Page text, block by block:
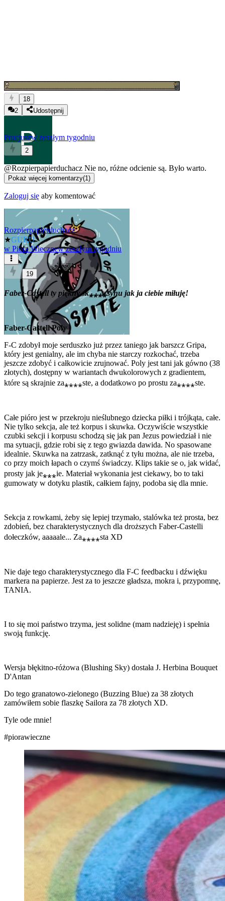
18
2
Udostępnij
Prucjuszw zeszłym tygodniu
2
@Rozpierpapierduchacz Nie no, różne odcienie są. Było warto.
Pokaż więcej komentarzy(1)
Zaloguj się aby komentować
Rozpierpapierduchacz
★GURU
w Pióra Wiecznew zeszłym tygodniu
19
Faber-Castell ty piękny sk⁎⁎⁎⁎synu jak ja ciebie miłuję!
Faber-Castell Poly
F-C zdobył moje serduszko już przez taniego jak barszcz Gripa,
który jest genialny, ale im chyba nie starczy rozkochać, trzeba
jeszcze zdobyć i całkowicie zrujnować. Poly jest tani jak gówno (38
złotych), dostępny w wariantach dwukolorowych z gradientem,
które są skrajnie za⁎⁎⁎⁎ste, a dodatkowo po prostu za⁎⁎⁎⁎ste.
Całe pióro jest w przekroju nieślubnego dziecka piłki i trójkąta, całe.
Nie tylko sekcja, ale też korpus i skuwka. Oczywiście wszystkie
czubki sekcji i korpusu schodzą się jak pan Jezus powiedział i nie
ma sytuacji, gdzie robi się z tego gwiazda dawida. No spasowane
idealnie. Skuwka na zatrzask, zatknąć z tyłu można, ale nie trzeba,
co przy moich łapach o czymś świadczy. Klips takie se o, jak widać,
prosty jak je⁎⁎⁎ie. Materiał wykonania jest ciekawy, bo to taki
gumowaty w dotyku plastik, całkiem fajny, podoba się dla mnie.
Sekcja z rowkami, żeby się lepiej trzymało, stalówka też prosta, bez
zdobień, bez charakterystycznych dla droższych Faber-Castelli
dołeczków, aaaaale... Za⁎⁎⁎⁎sta XD
Nie daje tego charakterystycznego dla F-C feedbacku i dźwięku
markera na papierze. Jest za to jeszcze gładsza, mokra i, przypomnę,
TANIA.
I to się moi państwo trzyma, jest solidne (mam nadzieję) i spełnia
swoją funkcję.
Wersja błękitno-różowa (Blushing Sky) dostała J. Herbina Bouquet
D'Antan
Do tego granatowo-zielonego (Buzzing Blue) za 38 złotych
zamówiłem sobie flaszkę Sailora za 78 złotych XD.
Tyle ode mnie!
#piorawieczne